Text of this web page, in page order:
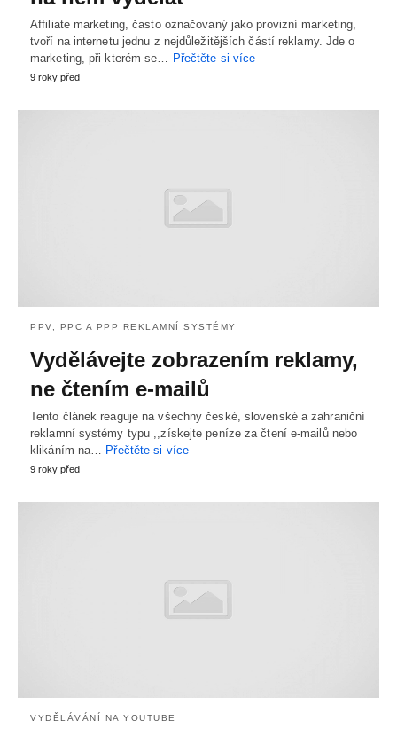
Affiliate marketing, často označovaný jako provizní marketing,
tvoří na internetu jednu z nejdůležitějších částí reklamy. Jde o
marketing, při kterém se…
Přečtěte si více
9 roky před
PPV, PPC A PPP REKLAMNÍ SYSTÉMY
Vydělávejte zobrazením reklamy,
ne čtením e-mailů
Tento článek reaguje na všechny české, slovenské a zahraniční
reklamní systémy typu ,,získejte peníze za čtení e-mailů nebo
klikáním na… Přečtěte si více
9 roky před
VYDĚLÁVÁNÍ NA YOUTUBE